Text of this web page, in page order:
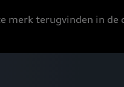
merk terugvinden in de